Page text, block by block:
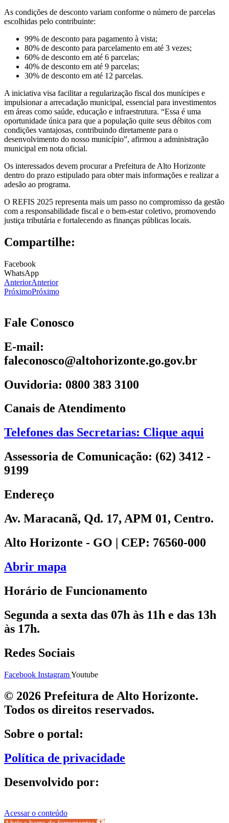
As condições de desconto variam conforme o número de parcelas
escolhidas pelo contribuinte:
99% de desconto para pagamento à vista;
80% de desconto para parcelamento em até 3 vezes;
60% de desconto em até 6 parcelas;
40% de desconto em até 9 parcelas;
30% de desconto em até 12 parcelas.
A iniciativa visa facilitar a regularização fiscal dos munícipes e
impulsionar a arrecadação municipal, essencial para investimentos
em áreas como saúde, educação e infraestrutura. “Essa é uma
oportunidade única para que a população quite seus débitos com
condições vantajosas, contribuindo diretamente para o
desenvolvimento do nosso município”, afirmou a administração
municipal em nota oficial.
Os interessados devem procurar a Prefeitura de Alto Horizonte
dentro do prazo estipulado para obter mais informações e realizar a
adesão ao programa.
O REFIS 2025 representa mais um passo no compromisso da gestão
com a responsabilidade fiscal e o bem-estar coletivo, promovendo
justiça tributária e fortalecendo as finanças públicas locais.
Compartilhe:
Facebook
WhatsApp
AnteriorAnterior
PróximoPróximo
Fale Conosco
E-mail:
faleconosco@altohorizonte.go.gov.br
Ouvidoria: 0800 383 3100
Canais de Atendimento
Telefones das Secretarias: Clique aqui
Assessoria de Comunicação: (62) 3412 -
9199
Endereço
Av. Maracanã, Qd. 17, APM 01, Centro.
Alto Horizonte - GO | CEP: 76560-000
Abrir mapa
Horário de Funcionamento
Segunda a sexta das 07h às 11h e das 13h
às 17h.
Redes Sociais
Facebook InstagramYoutube
© 2026 Prefeitura de Alto Horizonte.
Todos os direitos reservados.
Sobre o portal:
Política de privacidade
Desenvolvido por:
Acessar o conteúdo